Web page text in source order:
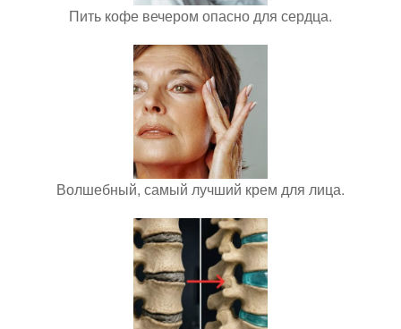
Пить кофе вечером опасно для сердца.
Волшебный, самый лучший крем для лица.